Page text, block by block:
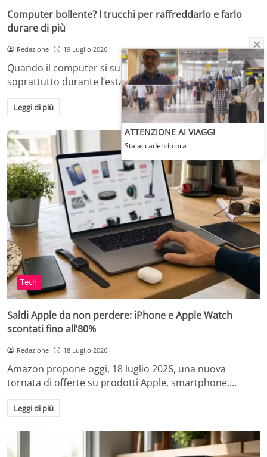
Computer bollente? I trucchi per raffreddarlo e farlo
durare di più
Redazione 19 Luglio 2026
Quando il computer si surriscalda, in casa o in ufficio,
soprattutto durante l’estate o dopo…
Leggi di più
Tech
Saldi Apple da non perdere: iPhone e Apple Watch
scontati fino all’80%
Redazione 18 Luglio 2026
Amazon propone oggi, 18 luglio 2026, una nuova
tornata di offerte su prodotti Apple, smartphone,…
Leggi di più
ATTENZIONE AI VIAGGI
Sta accadendo ora